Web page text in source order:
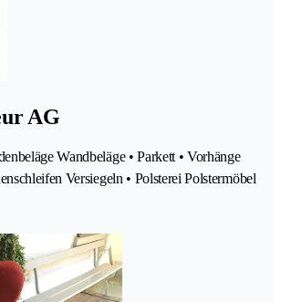
AG
Wandbeläge • Parkett • Vorhänge
Versiegeln • Polsterei Polstermöbel